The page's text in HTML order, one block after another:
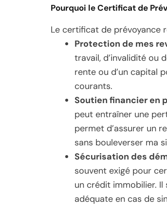
Pourquoi le Certificat de
Le certificat de prévoyance
Protection de mes
travail, d’invalidité ou
rente ou d’un capital
courants.
Soutien financier en
peut entraîner une
permet d’assurer un
sans bouleverser ma
Sécurisation des
souvent exigé pour
un crédit immobilier.
adéquate en cas de